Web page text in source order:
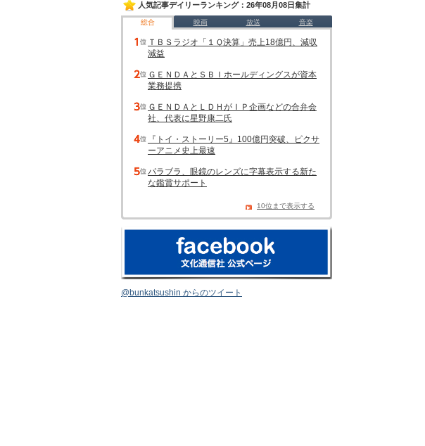
人気記事デイリーランキング：26年08月08日集計
総合 映画 放送 音楽
ＴＢＳラジオ「１Ｑ決算」売上18億円、減収
減益
ＧＥＮＤＡとＳＢＩホールディングスが資本
業務提携
ＧＥＮＤＡとＬＤＨがＩＰ企画などの合弁会
社、代表に星野康二氏
『トイ・ストーリー5』100億円突破、ピクサ
ーアニメ史上最速
パラブラ、眼鏡のレンズに字幕表示する新た
な鑑賞サポート
10位まで表示する
@bunkatsushin からのツイート